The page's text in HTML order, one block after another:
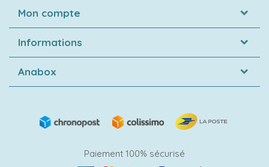
Mon compte
Informations
Anabox
Paiement 100% sécurisé